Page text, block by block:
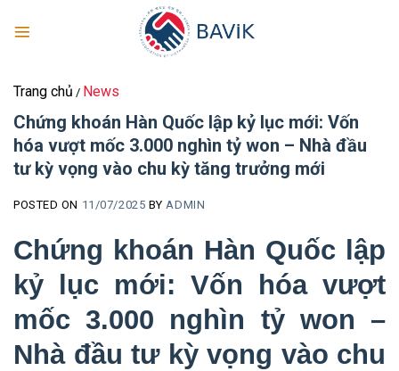
Trang chủ / News
Chứng khoán Hàn Quốc lập kỷ lục mới: Vốn
hóa vượt mốc 3.000 nghìn tỷ won – Nhà đầu
tư kỳ vọng vào chu kỳ tăng trưởng mới
POSTED ON 11/07/2025 BYADMIN
Chứng khoán Hàn Quốc lập
kỷ lục mới: Vốn hóa vượt
mốc 3.000 nghìn tỷ won –
Nhà đầu tư kỳ vọng vào chu